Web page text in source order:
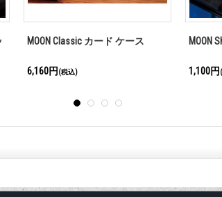
MOON Classic レザー コイン ケー
23,100円(税込)
MOON
935円(